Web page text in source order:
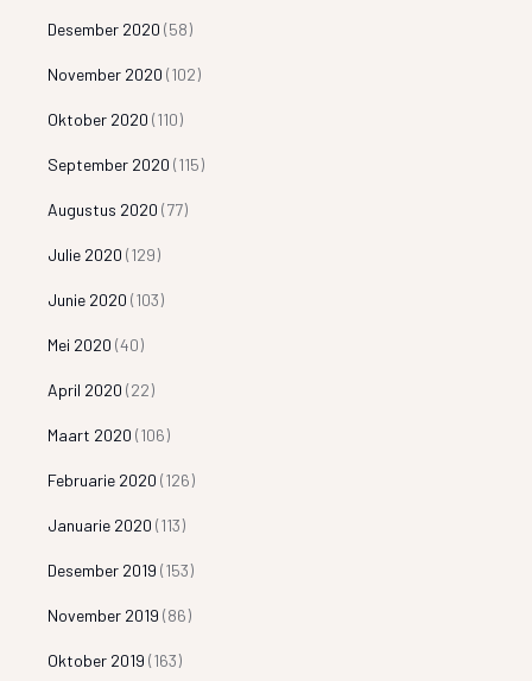
Desember 2020 (58)
November 2020 (102)
Oktober 2020 (110)
September 2020 (115)
Augustus 2020 (77)
Julie 2020 (129)
Junie 2020 (103)
Mei 2020 (40)
April 2020 (22)
Maart 2020 (106)
Februarie 2020 (126)
Januarie 2020 (113)
Desember 2019 (153)
November 2019 (86)
Oktober 2019 (163)